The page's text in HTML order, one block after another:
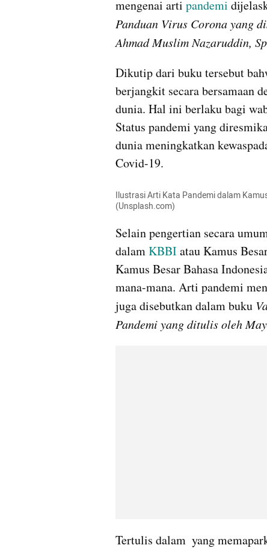
mengenai arti pandemi
Panduan Virus Corona yang
Ahmad Muslim Nazaruddin,
Dikutip dari buku tersebut
berjangkit secara bersamaan
dunia. Hal ini berlaku bagi
Status pandemi yang
dunia meningkatkan
Covid-19.
Ilustrasi Arti Kata Pandemi dalam
(Unsplash.com)
Selain pengertian secara
dalam KBBI atau Kamus
Kamus Besar Bahasa
mana-mana. Arti pandemi
juga disebutkan dalam buku
Pandemi yang ditulis oleh
Tertulis dalam  yang